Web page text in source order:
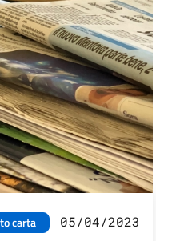
carta 05/04/2023